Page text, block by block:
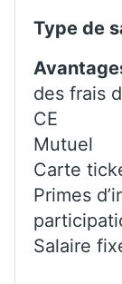
Type de
des frais
CE
Mutuel
Carte
Primes
Salaire